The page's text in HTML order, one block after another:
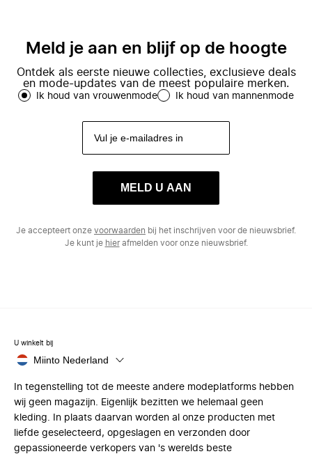
Meld je aan en blijf op de hoogte
Ontdek als eerste nieuwe collecties, exclusieve deals
en mode-updates van de meest populaire merken.
Ik houd van vrouwenmode Ik houd van mannenmode
MELD U AAN
Je accepteert onze voorwaarden bij het inschrijven voor de nieuwsbrief.
Je kunt je hierafmelden voor onze nieuwsbrief.
U winkelt bij
Miinto Nederland
In tegenstelling tot de meeste andere modeplatforms hebben
wij geen magazijn. Eigenlijk bezitten we helemaal geen
kleding. In plaats daarvan worden al onze producten met
liefde geselecteerd, opgeslagen en verzonden door
gepassioneerde verkopers van 's werelds beste